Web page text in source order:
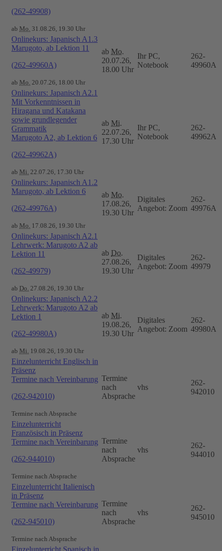
(262-49908)
ab Mo. 31.08.26, 19.30 Uhr
Onlinekurs: Japanisch A1.3
Marugoto, ab Lektion 11
(262-49960A)
ab Mo. 20.07.26, 18.00 Uhr
ab Mo.
20.07.26,
18.00 Uhr
Ihr PC,
Notebook
262-
49960A
Onlinekurs: Japanisch A2.1
Mit Vorkenntnissen in
Hiragana und Katakana
sowie grundlegender
Grammatik
Marugoto A2, ab Lektion 6
(262-49962A)
ab Mi. 22.07.26, 17.30 Uhr
ab Mi.
22.07.26,
17.30 Uhr
Ihr PC,
Notebook
262-
49962A
Onlinekurs: Japanisch A1.2
Marugoto, ab Lektion 6
(262-49976A)
ab Mo. 17.08.26, 19.30 Uhr
ab Mo.
17.08.26,
19.30 Uhr
Digitales
Angebot: Zoom
262-
49976A
Onlinekurs: Japanisch A2.1
Lehrwerk: Marugoto A2 ab
Lektion 11
(262-49979)
ab Do. 27.08.26, 19.30 Uhr
ab Do.
27.08.26,
19.30 Uhr
Digitales
Angebot: Zoom
262-
49979
Onlinekurs: Japanisch A2.2
Lehrwerk: Marugoto A2 ab
Lektion 1
(262-49980A)
ab Mi. 19.08.26, 19.30 Uhr
ab Mi.
19.08.26,
19.30 Uhr
Digitales
Angebot: Zoom
262-
49980A
Einzelunterricht Englisch in
Präsenz
Termine nach Vereinbarung
(262-942010)
Termine nach Absprache
Termine
nach
Absprache
vhs
262-
942010
Einzelunterricht
Französisch in Präsenz
Termine nach Vereinbarung
(262-944010)
Termine nach Absprache
Termine
nach
Absprache
vhs
262-
944010
Einzelunterricht Italienisch
in Präsenz
Termine nach Vereinbarung
(262-945010)
Termine nach Absprache
Termine
nach
Absprache
vhs
262-
945010